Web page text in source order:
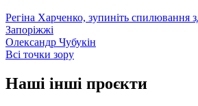
Регіна Харченко, зупиніть спилювання
Запоріжжі
Олександр Чубукін
Всі точки зору
Наші інші проєкти